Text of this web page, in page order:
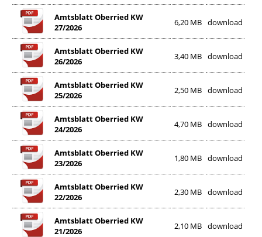
Amtsblatt Oberried KW
27/2026
6,20 MB download
Amtsblatt Oberried KW
26/2026
3,40 MB download
Amtsblatt Oberried KW
25/2026
2,50 MB download
Amtsblatt Oberried KW
24/2026
4,70 MB download
Amtsblatt Oberried KW
23/2026
1,80 MB download
Amtsblatt Oberried KW
22/2026
2,30 MB download
Amtsblatt Oberried KW
21/2026
2,10 MB download